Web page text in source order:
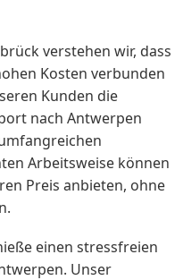
verstehen wir, dass
Kosten verbunden
Kunden die
nach Antwerpen
Arbeitsweise können
Preis anbieten, ohne
einen stressfreien
Unser